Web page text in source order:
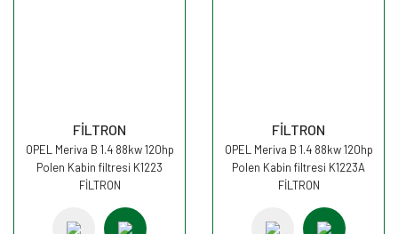
FİLTRON
OPEL Meriva B 1.4 88kw 120hp
Polen Kabin filtresi K1223
FİLTRON
FİLTRON
OPEL Meriva B 1.4 88kw 120hp
Polen Kabin filtresi K1223A
FİLTRON